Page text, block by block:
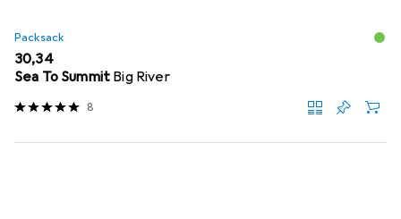
Packsack
EUR
30,34
Sea To Summit Big River
8